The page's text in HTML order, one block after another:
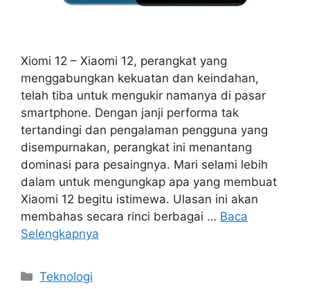
Xiomi 12 – Xiaomi 12, perangkat yang
menggabungkan kekuatan dan keindahan,
telah tiba untuk mengukir namanya di pasar
smartphone. Dengan janji performa tak
tertandingi dan pengalaman pengguna yang
disempurnakan, perangkat ini menantang
dominasi para pesaingnya. Mari selami lebih
dalam untuk mengungkap apa yang membuat
Xiaomi 12 begitu istimewa. Ulasan ini akan
membahas secara rinci berbagai … Baca
Selengkapnya
Kategori
Teknologi